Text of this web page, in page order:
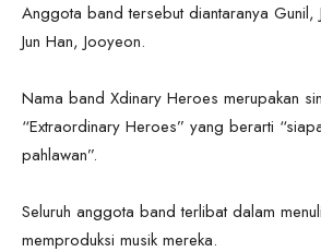
Anggota band tersebut diantaranya
Jun Han, Jooyeon.
Nama band Xdinary Heroes merupakan
“Extraordinary Heroes” yang berarti
pahlawan”.
Seluruh anggota band terlibat dalam
memproduksi musik mereka.